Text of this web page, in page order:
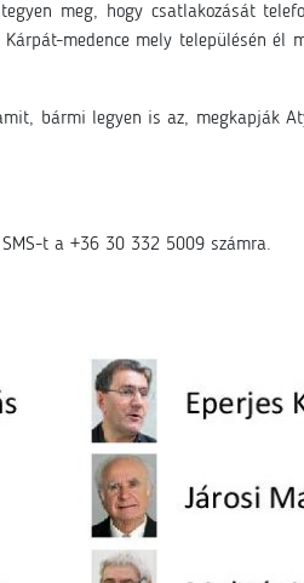
meg, hogy csatlakozását
medence mely településén él
bármi legyen is az, megkapják
t a +36 30 332 5009 számra.